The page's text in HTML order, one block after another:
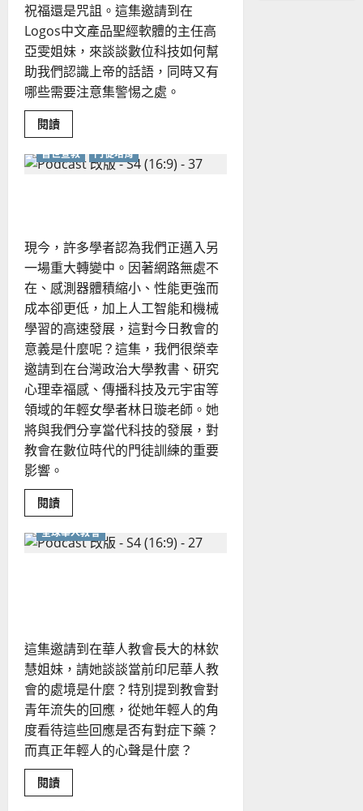
祝福還是咒詛。這集邀請到在
Logos中文產品聖經軟體的主任高
亞雯姐妹，來談談數位科技如何幫
助我們認識上帝的話語，同時又有
哪些需要注意集警惕之處。
閱讀Read
more
科
技
面
性：
AI
的
機
會
與
挑
戰
普世宣教 門徒培育
現今，許多學者認為我們正邁入另
一場重大轉變中。因著網路無處不
在、感測器體積縮小、性能更強而
成本卻更低，加上人工智能和機械
學習的高速發展，這對今日教會的
意義是什麼呢？這集，我們很榮幸
邀請到在台灣政治大學教書、研究
心理幸福感、傳播科技及元宇宙等
領域的年輕女學者林日璇老師。她
將與我們分享當代科技的發展，對
教會在數位時代的門徒訓練的重要
影響。
閱讀Read
more
數
位
福
全球華人教會
這集邀請到在華人教會長大的林欽
慧姐妹，請她談談當前印尼華人教
會的處境是什麼？特別提到教會對
青年流失的回應，從她年輕人的角
度看待這些回應是否有對症下藥？
而真正年輕人的心聲是什麼？
閱讀Read
more